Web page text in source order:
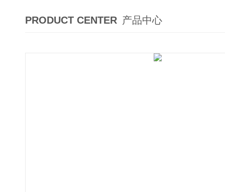
PRODUCT CENTER 产品中心